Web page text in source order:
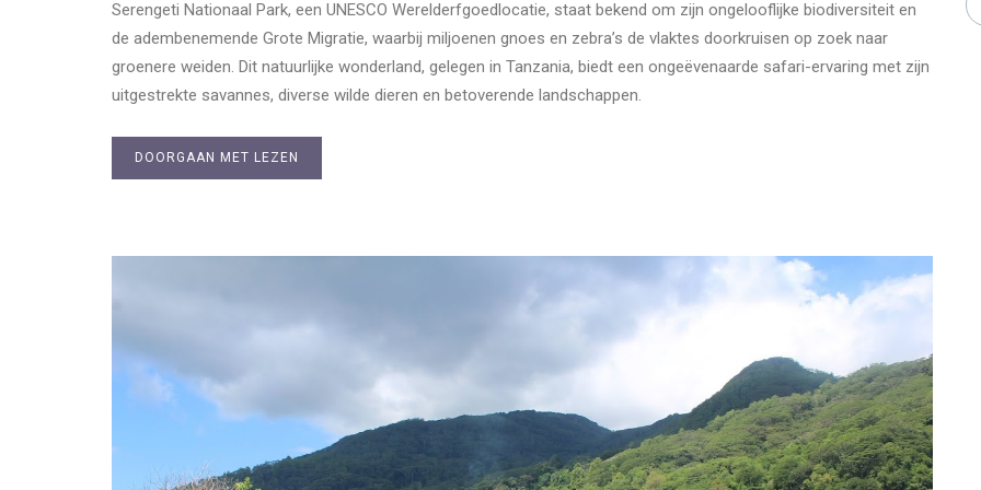
Serengeti Nationaal Park, een UNESCO Werelderfgoedlocatie, staat bekend om zijn ongelooflijke biodiversiteit en
de adembenemende Grote Migratie, waarbij miljoenen gnoes en zebra’s de vlaktes doorkruisen op zoek naar
groenere weiden. Dit natuurlijke wonderland, gelegen in Tanzania, biedt een ongeëvenaarde safari-ervaring met zijn
uitgestrekte savannes, diverse wilde dieren en betoverende landschappen.
DOORGAAN MET LEZEN